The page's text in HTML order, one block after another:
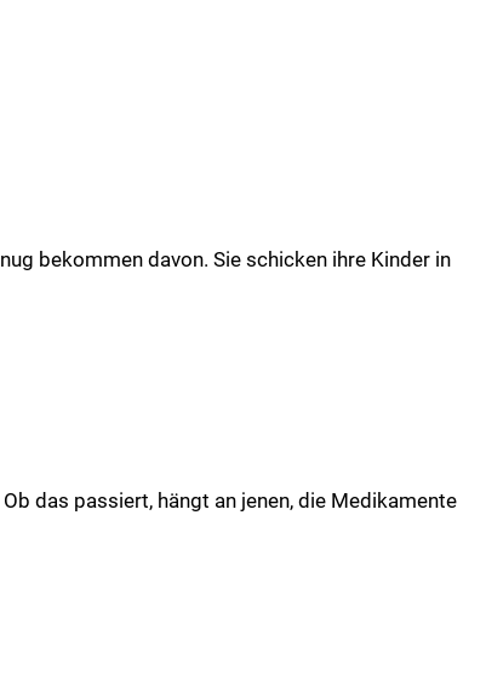
bekommen davon. Sie schicken ihre Kinder in
das passiert, hängt an jenen, die Medikamente